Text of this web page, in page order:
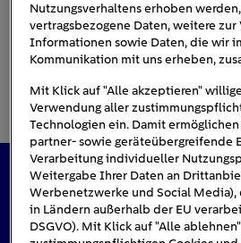
Das könnte Sie auch
Nutzungsverhaltens erhoben
vertragsbezogene Daten, weitere zur
Informationen sowie Daten, die wir
Kommunikation mit uns erheben,
Mit Klick auf "Alle akzeptieren"
Verwendung aller
Technologien ein. Damit
partner- sowie geräteübergreifende
Verarbeitung individueller
Weitergabe Ihrer Daten an
Werbenetzwerke und Social Media),
in Ländern außerhalb der EU
DSGVO). Mit Klick auf "Alle